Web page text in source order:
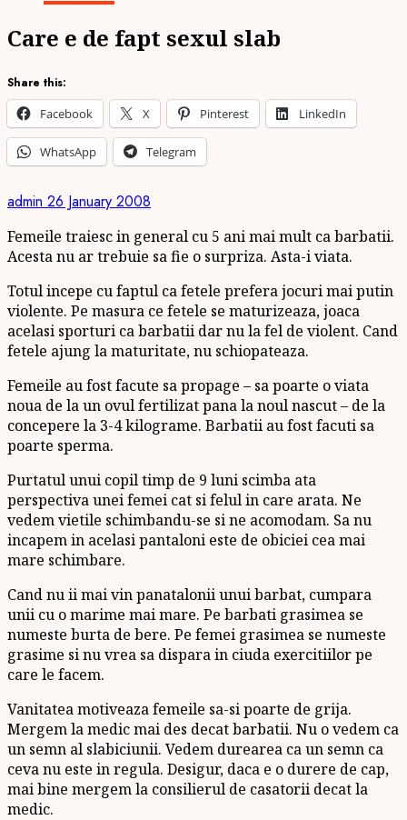
Care e de fapt sexul slab
Share this:
Facebook
X Pinterest LinkedIn
WhatsApp Telegram
admin 26 January 2008
Femeile traiesc in general cu 5 ani mai mult ca barbatii.
Acesta nu ar trebuie sa fie o surpriza. Asta-i viata.
Totul incepe cu faptul ca fetele prefera jocuri mai putin
violente. Pe masura ce fetele se maturizeaza, joaca
acelasi sporturi ca barbatii dar nu la fel de violent. Cand
fetele ajung la maturitate, nu schiopateaza.
Femeile au fost facute sa propage – sa poarte o viata
noua de la un ovul fertilizat pana la noul nascut – de la
concepere la 3-4 kilograme. Barbatii au fost facuti sa
poarte sperma.
Purtatul unui copil timp de 9 luni scimba ata
perspectiva unei femei cat si felul in care arata. Ne
vedem vietile schimbandu-se si ne acomodam. Sa nu
incapem in acelasi pantaloni este de obiciei cea mai
mare schimbare.
Cand nu ii mai vin panatalonii unui barbat, cumpara
unii cu o marime mai mare. Pe barbati grasimea se
numeste burta de bere. Pe femei grasimea se numeste
grasime si nu vrea sa dispara in ciuda exercitiilor pe
care le facem.
Vanitatea motiveaza femeile sa-si poarte de grija.
Mergem la medic mai des decat barbatii. Nu o vedem ca
un semn al slabiciunii. Vedem durearea ca un semn ca
ceva nu este in regula. Desigur, daca e o durere de cap,
mai bine mergem la consilierul de casatorii decat la
medic.